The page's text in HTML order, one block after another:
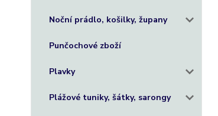
Noční prádlo, košilky, župany
Punčochové zboží
Plavky
Plážové tuniky, šátky, sarongy